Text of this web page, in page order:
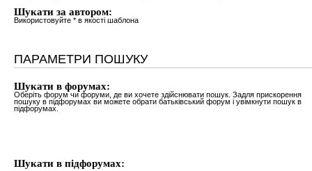
Шукати за автором:
Використовуйте * в якості шаблона
ПАРАМЕТРИ ПОШУКУ
Шукати в форумах:
Оберіть форум чи форуми, де ви хочете здійснювати пошук. Задля прискорення
пошуку в підфорумах ви можете обрати батьківський форум і увімкнути пошук в
підфорумах.
Шукати в підфорумах: